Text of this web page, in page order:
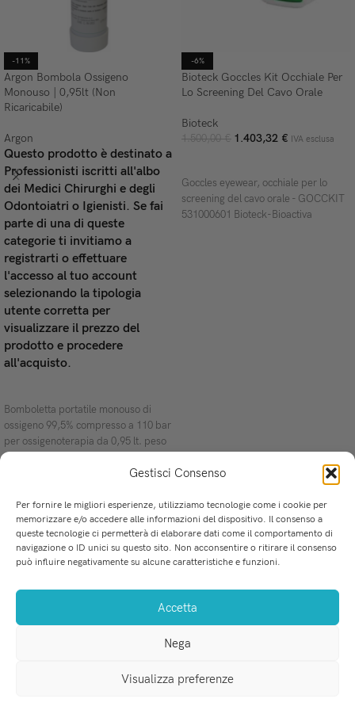
Gestisci Consenso
Per fornire le migliori esperienze, utilizziamo tecnologie come i cookie per
memorizzare e/o accedere alle informazioni del dispositivo. Il consenso a
queste tecnologie ci permetterà di elaborare dati come il comportamento di
navigazione o ID unici su questo sito. Non acconsentire o ritirare il consenso
può influire negativamente su alcune caratteristiche e funzioni.
Accetta
Nega
Visualizza preferenze
-11%
Argon Bombola Ossigeno
Monouso | 0,95lt (Non
Ricaricabile)
Argon
Questo prodotto è destinato a
Professionisti iscritti all'albo
dei Medici Chirurghi e degli
Odontoiatri o Igienisti. Se fai
parte di una di queste
categorie ti invitiamo a
registrarti o effettuare
l'accesso al tuo account
selezionando la tipologia
utente corretta per
visualizzare il prezzo del
prodotto e procedere
all'acquisto.
Bomboletta portatile monouso di
ossigeno 99,5% compresso a 110 bar
per ossigenoterapia da 0,95 lt. peso
completo di erogatore, tempo
Argon - Prodotto farmaceutico
riservato agli iscritti all'Ordine dei
Medici Chirurghi e degli Odontoiatri
con obbligo di invio ricetta
all'indirizzo email:
-6%
Bioteck Goccles Kit Occhiale Per
Lo Screening Del Cavo Orale
Bioteck
1.500,00€ 1.403,32 € IVA esclusa
Goccles eyewear, occhiale per lo
screening del cavo orale - GOCCKIT
531000601 Bioteck-Bioactiva
La soluzione perfetta per i professionisti dell'Odontoiatria.
Via Mercadante 8, San Ferdinando (RC)
WhatsApp: 379 226 3035